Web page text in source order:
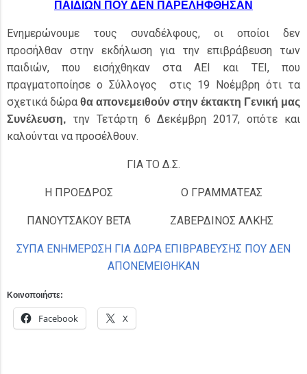
ΠΑΙΔΙΩΝ ΠΟΥ ΔΕΝ ΠΑΡΕΛΗΦΘΗΣΑΝ
Ενημερώνουμε τους συναδέλφους, οι οποίοι δεν
προσήλθαν στην εκδήλωση για την επιβράβευση των
παιδιών, που εισήχθηκαν στα ΑΕΙ και ΤΕΙ, που
πραγματοποίησε ο Σύλλογος στις 19 Νοέμβρη ότι τα
σχετικά δώρα θα απονεμειθούν στην έκτακτη Γενική μας
Συνέλευση, την Τετάρτη 6 Δεκέμβρη 2017, οπότε και
καλούνται να προσέλθουν.
ΓΙΑ ΤΟ Δ.Σ.
Η ΠΡΟΕΔΡΟΣ
ΠΑΝΟΥΤΣΑΚΟΥ ΒΕΤΑ
Ο ΓΡΑΜΜΑΤΕΑΣ
ΖΑΒΕΡΔΙΝΟΣ ΑΛΚΗΣ
ΣΥΠΑ ΕΝΗΜΕΡΩΣΗ ΓΙΑ ΔΩΡΑ ΕΠΙΒΡΑΒΕΥΣΗΣ ΠΟΥ ΔΕΝ
ΑΠΟΝΕΜΕΙΘΗΚΑΝ
Κοινοποιήστε:
Facebook X